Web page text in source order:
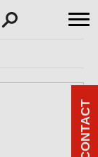
CONTACT